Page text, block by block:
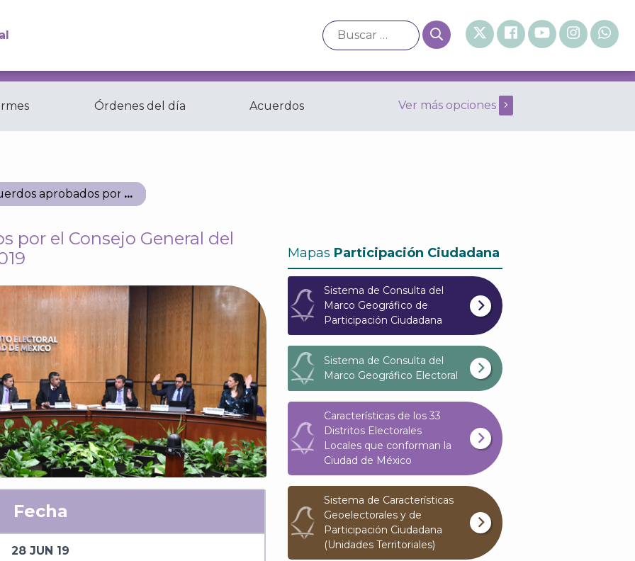
Órdenes del día Acuerdos Ver más opciones
aprobados por el Consejo General del IECM de junio de 2019
por el Consejo General del
Fecha
28 JUN 19
Mapas Participación Ciudadana
Sistema de Consulta del
Marco Geográfico de
Participación Ciudadana
Sistema de Consulta del
Marco Geográfico Electoral
Características de los 33
Distritos Electorales
Locales que conforman la
Ciudad de México
Sistema de Características
Geoelectorales y de
Participación Ciudadana
(Unidades Territoriales)